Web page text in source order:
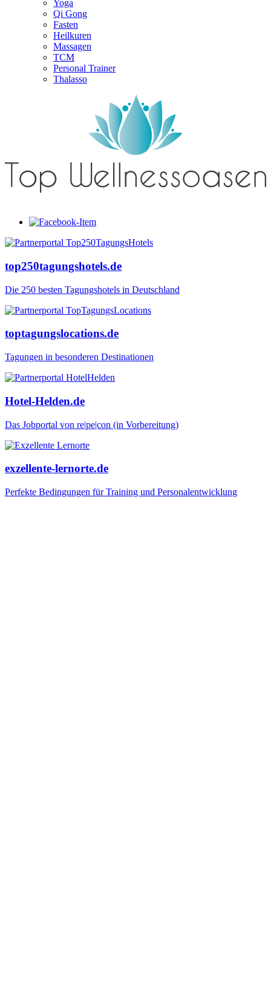
Yoga
Qi Gong
Fasten
Heilkuren
Massagen
TCM
Personal Trainer
Thalasso
top250tagungshotels.de
Die 250 besten Tagungshotels in Deutschland
toptagungslocations.de
Tagungen in besonderen Destinationen
Hotel-Helden.de
Das Jobportal von re|pe|con (in Vorbereitung)
exzellente-lernorte.de
Perfekte Bedingungen für Training und Personalentwicklung